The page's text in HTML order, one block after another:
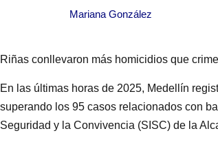
Mariana González
Riñas conllevaron más homicidios que
En las últimas horas de 2025, Medellín
superando los 95 casos relacionados con
Seguridad y la Convivencia (SISC) de la